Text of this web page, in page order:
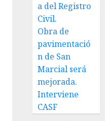
a del Registro
Civil.
Obra de
pavimentació
n de San
Marcial será
mejorada.
Interviene
CASF